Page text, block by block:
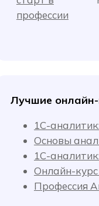
профессии
Лучшие
1С-
Основы
1С-
Онлайн-
Профессия